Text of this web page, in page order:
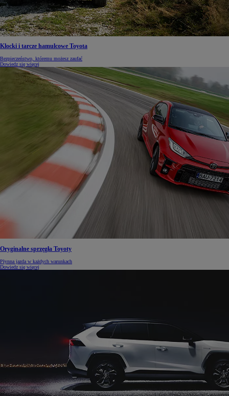
Klocki i tarcze hamulcowe Toyota
Bezpieczeństwo, któremu możesz zaufać
Dowiedz się więcej
Oryginalne sprzęgła Toyoty
Płynna jazda w każdych warunkach
Dowiedz się więcej